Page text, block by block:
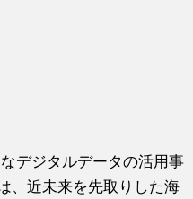
デジタルデータの活用事
、近未来を先取りした海